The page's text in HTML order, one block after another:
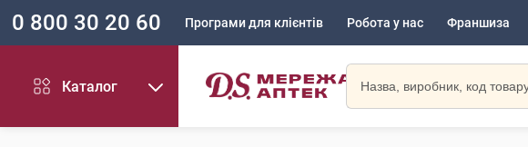
0 800 30 20 60 Програми для клієнтів Робота у нас Франшиза
Каталог